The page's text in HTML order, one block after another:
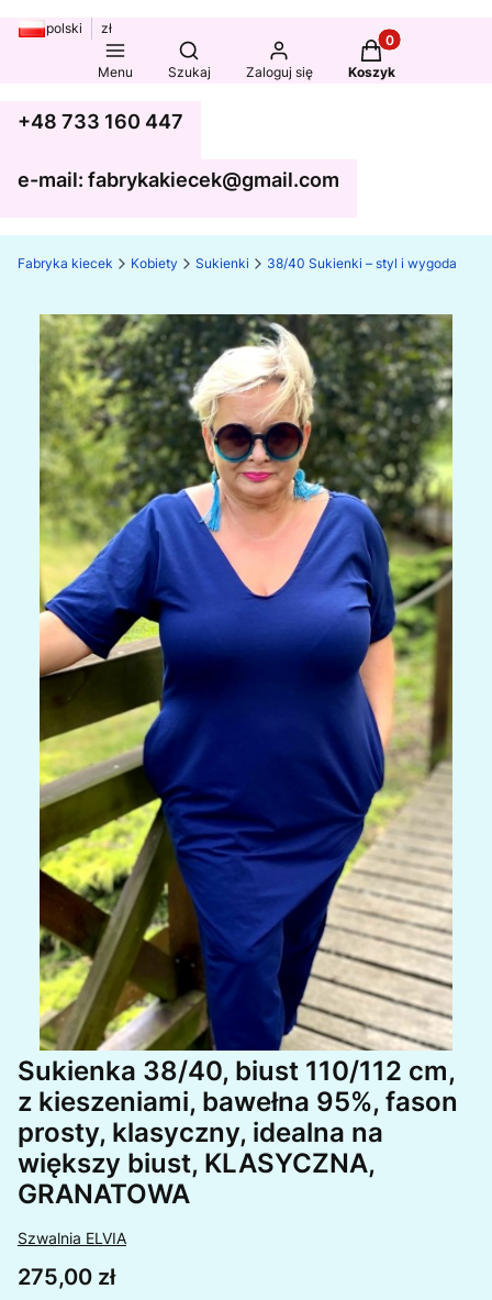
polski zł
Menu
Otwórz wyszukiwarkę
Szukaj Zaloguj się
Produkty w
Koszyk
+48 733 160 447
e-mail: fabrykakiecek@gmail.com
Fabryka kiecek Kobiety Sukienki 38/40 Sukienki – styl i wygoda
Sukienka 38/40, biust 110/112 cm,
z kieszeniami, bawełna 95%, fason
prosty, klasyczny, idealna na
większy biust, KLASYCZNA,
GRANATOWA
Szwalnia ELVIA
Cena
275,00 zł